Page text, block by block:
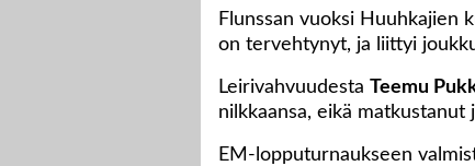
Flunssan vuoksi Huuhkajien
on tervehtynyt, ja liittyi
Leirivahvuudesta Teemu
nilkkaansa, eikä
EM-lopputurnaukseen